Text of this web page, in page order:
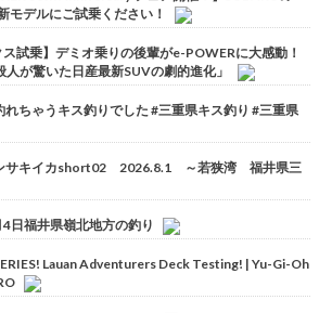
モデルにご試乗ください！
ス試乗】デミオ乗りの後輩がe-POWERに大感動！
が驚いた日産最新SUVの劇的進化」
ちゃうキス釣りでした #三重県キス釣り #三重県
サキイカshort02 2026.8.1 ～若狭湾 福井県三
4日福井県嶺北地方の釣り
Lauan Adventurers Deck Testing! | Yu-Gi-Oh